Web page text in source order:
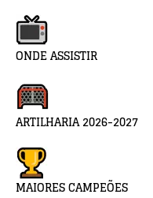
ONDE ASSISTIR
ARTILHARIA 2026-2027
MAIORES CAMPEÕES